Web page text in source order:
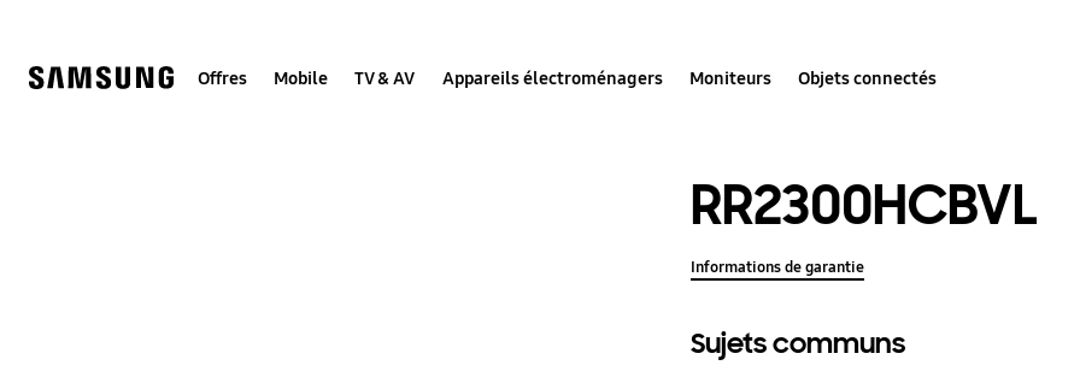
Offres Mobile TV & AV Appareils électroménagers Moniteurs Objets connectés
RR2300HCBVL
Informations de garantie
Sujets communs